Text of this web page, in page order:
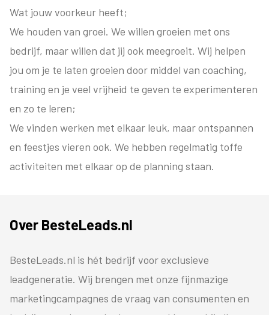
Wat jouw voorkeur heeft;
We houden van groei. We willen groeien met ons
bedrijf, maar willen dat jij ook meegroeit. Wij helpen
jou om je te laten groeien door middel van coaching,
training en je veel vrijheid te geven te experimenteren
en zo te leren;
We vinden werken met elkaar leuk, maar ontspannen
en feestjes vieren ook. We hebben regelmatig toffe
activiteiten met elkaar op de planning staan.
Over BesteLeads.nl
BesteLeads.nl is hét bedrijf voor exclusieve
leadgeneratie. Wij brengen met onze fijnmazige
marketingcampagnes de vraag van consumenten en